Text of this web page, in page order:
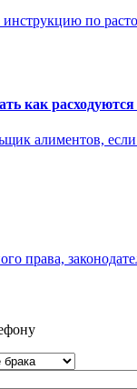
по
как
алиментов,
права,